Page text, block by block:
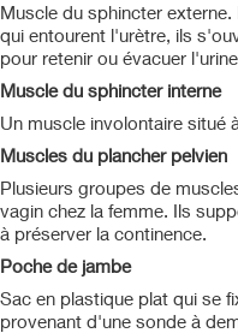
Muscle du sphincter
qui entourent l'urètre, ils
pour retenir ou évacuer
Muscle du sphincter interne
Un muscle involontaire situé
Muscles du plancher pelvien
Plusieurs groupes de
vagin chez la femme. Ils
à préserver la continence.
Poche de jambe
Sac en plastique plat qui se
provenant d'une sonde à